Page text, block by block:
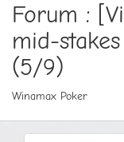
Forum :
mid-
(5/9)
Winamax Poker